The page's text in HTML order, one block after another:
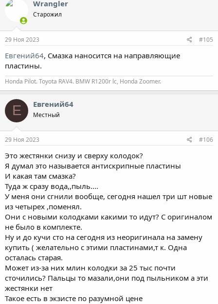
Wrangler
Старожил
29 Ноя 2023 #105
Евгений64, Смазка наносится на направляющие
пластины.
Honda Pilot. Toyota RAV4. BMW R1200r lc, Honda Zoomer.
Е Евгений64
Местный
29 Ноя 2023 #106
Это жестянки снизу и сверху колодок?
Я думал это называется антискрипные пластины
И какая там смазка?
Туда ж сразу вода,,пыль....
У меня они сгнили вообще, сегодня нашел три шт новые
из четырех ,поменял.
Они с новыми колодками какими то идут? С оригиналом
не было в комплекте.
Ну и до кучи сто на сегодня из неоригинала на замену
купить ( желательно с этими пластинами,т к. Одна
осталась старая.
Может из-за них млин колодки за 25 тыс почти
сточились? Пальцы то мазали,они под пыльником а эти
жестянки нет
Такое есть в экзисте по разумной цене